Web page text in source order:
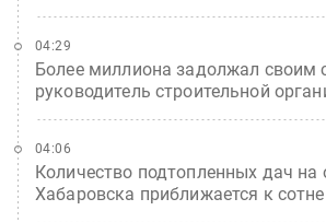
Более миллиона задолжал своим
руководитель строительной
04:29
Количество подтопленных дач на
Хабаровска приближается к сотне
04:06